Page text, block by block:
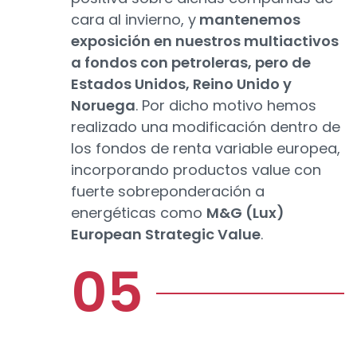
cara al invierno, y mantenemos
exposición en nuestros multiactivos
a fondos con petroleras, pero de
Estados Unidos, Reino Unido y
Noruega. Por dicho motivo hemos
realizado una modificación dentro de
los fondos de renta variable europea,
incorporando productos value con
fuerte sobreponderación a
energéticas como M&G (Lux)
European Strategic Value.